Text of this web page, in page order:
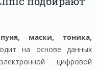
маски, тоника,
на основе данных
цифровой